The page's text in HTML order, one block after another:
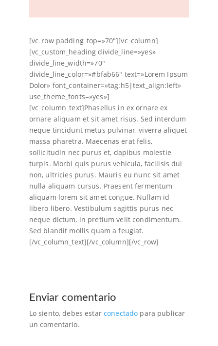
[vc_row padding_top=»70″][vc_column]
[vc_custom_heading divide_line=»yes»
divide_line_width=»70″
divide_line_color=»#bfab66″ text=»Lorem Ipsum
Dolor» font_container=»tag:h5|text_align:left»
use_theme_fonts=»yes»]
[vc_column_text]Phasellus in ex ornare ex
ornare aliquam et sit amet risus. Sed interdum
neque tincidunt metus pulvinar, viverra aliquet
massa pharetra. Maecenas erat felis,
sollicitudin nec purus et, dapibus molestie
turpis. Morbi quis purus vehicula, facilisis dui
non, ultricies purus. Mauris eu nunc sit amet
nulla aliquam cursus. Praesent fermentum
aliquam lorem sit amet congue. Nullam id
libero libero. Vestibulum sagittis purus nec
neque dictum, in pretium velit condimentum.
Sed blandit mollis quam a feugiat.
[/vc_column_text][/vc_column][/vc_row]
Enviar comentario
Lo siento, debes estarconectado para publicar
un comentario.